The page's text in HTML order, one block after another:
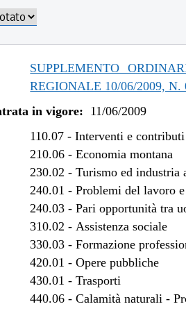
al 06/11/2019
al 30/04/2019
al 31/12/2018
al 11/04/2018
2016 al 31/12/2016
al 31/12/2015
al 10/08/2015
2015 al 29/05/2015
2014 al 28/02/2015
2013 al 07/08/2014
2013 al 13/08/2013
2012 al 31/12/2012
2013 al 28/12/2012
2012 al 31/12/2012
2012 al 17/10/2012
2012 al 27/07/2012
SUPPLEMENTO
REGIONALE 10/06/2009, N.
in vigore: 11/06/2009
110.07 -Interventi e
210.06 -Economia montana
230.02 -Turismo ed industria
240.01 -Problemi del lavoro
240.03 -Pari opportunità tra
310.02 -Assistenza sociale
330.03 -Formazione
420.01 -Opere pubbliche
430.01 -Trasporti
440.06 -Calamità naturali -